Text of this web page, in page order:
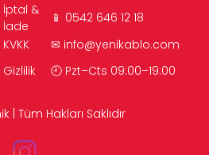
İptal &
İade
📱 0542 646 12 18
KVKK ✉ info@yenikablo.com
Gizlilik 🕘 Pzt–Cts 09:00–19:00
Hakları Saklıdır
Medya